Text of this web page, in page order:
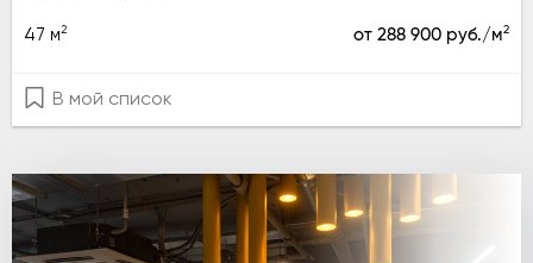
47 м2 от 288 900 руб./м2
В мой список